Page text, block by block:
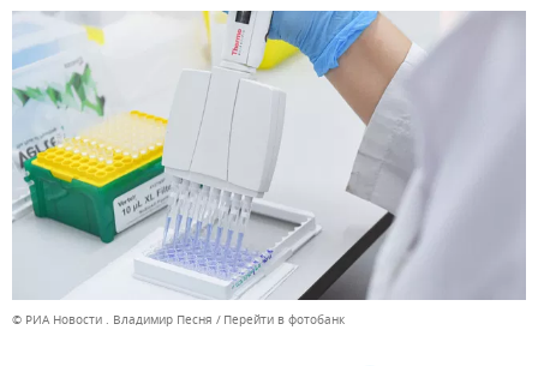
© РИА Новости . Владимир Песня Перейти в фотобанк